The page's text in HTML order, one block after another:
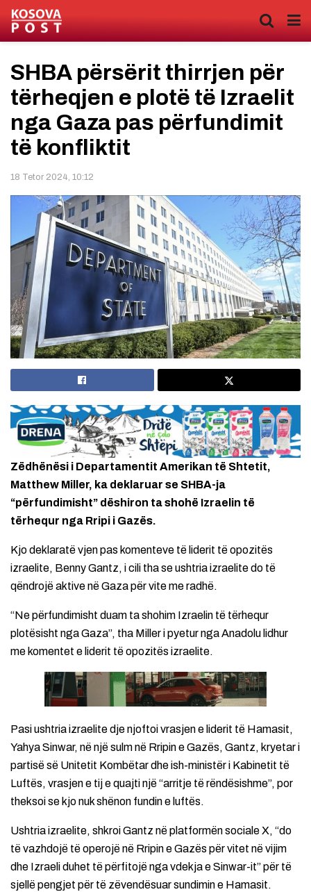
SHBA përsërit thirrjen për
tërheqjen e plotë të Izraelit
nga Gaza pas përfundimit
të konfliktit
18 Tetor 2024, 10:12
Zëdhënësi i Departamentit Amerikan të Shtetit,
Matthew Miller, ka deklaruar se SHBA-ja
“përfundimisht” dëshiron ta shohë Izraelin të
tërhequr nga Rripi i Gazës.
Kjo deklaratë vjen pas komenteve të liderit të opozitës
izraelite, Benny Gantz, i cili tha se ushtria izraelite do të
qëndrojë aktive në Gaza për vite me radhë.
“Ne përfundimisht duam ta shohim Izraelin të tërhequr
plotësisht nga Gaza”, tha Miller i pyetur nga Anadolu lidhur
me komentet e liderit të opozitës izraelite.
Pasi ushtria izraelite dje njoftoi vrasjen e liderit të Hamasit,
Yahya Sinwar, në një sulm në Rripin e Gazës, Gantz, kryetar i
partisë së Unitetit Kombëtar dhe ish-ministër i Kabinetit të
Luftës, vrasjen e tij e quajti një “arritje të rëndësishme”, por
theksoi se kjo nuk shënon fundin e luftës.
Ushtria izraelite, shkroi Gantz në platformën sociale X, “do
të vazhdojë të operojë në Rripin e Gazës për vitet në vijim
dhe Izraeli duhet të përfitojë nga vdekja e Sinwar-it” për të
sjellë pengjet për të zëvendësuar sundimin e Hamasit.